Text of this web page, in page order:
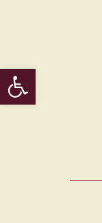
פתח